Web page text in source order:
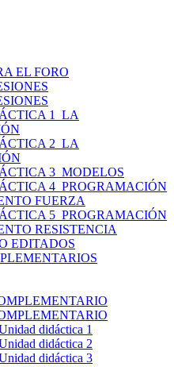
EL FORO
1_LA
2_LA
3_MODELOS
4_PROGRAMACIÓN
FUERZA
5_PROGRAMACIÓN
RESISTENCIA
EDITADOS
didáctica 1
didáctica 2
didáctica 3